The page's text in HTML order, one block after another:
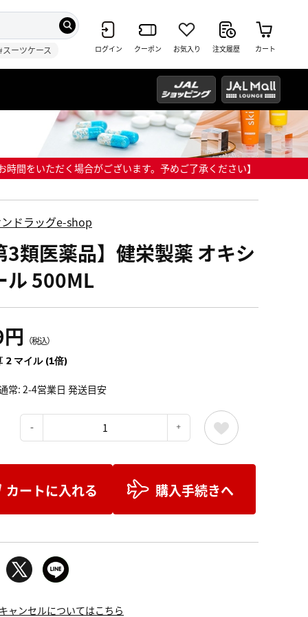
スーツケース ログイン クーポン お気入り 注文履歴 カート
間をいただく場合がございます。予めご了承ください】
ドラッグe-shop
3類医薬品】健栄製薬 オキシ
ル 500ML
（税込）
2 マイル (1倍)
常: 2-4営業日 発送目安
カートに入れる 購入手続きへ
ャンセルについてはこちら